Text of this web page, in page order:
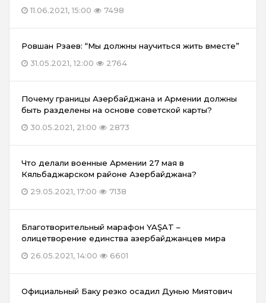
11.06.2021, 15:00 7498
Ровшан Рзаев: “Мы должны научиться жить вместе”
31.05.2021, 12:00
2764
Почему границы Азербайджана и Армении должны
быть разделены на основе советской карты?
30.05.2021, 21:00
2873
Что делали военные Армении 27 мая в
Кяльбаджарском районе Азербайджана?
29.05.2021, 17:00
7138
Благотворительный марафон YAŞAT –
олицетворение единства азербайджанцев мира
26.05.2021, 14:00
6601
Официальный Баку резко осадил Дунью Миятович